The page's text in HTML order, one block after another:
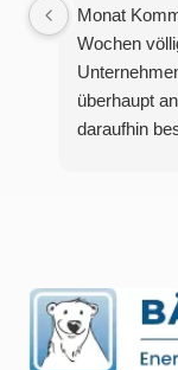
Monat
Wochen
überhaupt
daraufhin
bestätigten
können. Die
gehandhabt